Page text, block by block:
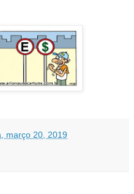
março 20, 2019